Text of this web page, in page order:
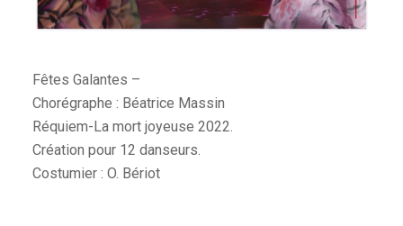
Fêtes Galantes –
Chorégraphe : Béatrice Massin
Réquiem-La mort joyeuse 2022.
Création pour 12 danseurs.
Costumier : O. Bériot